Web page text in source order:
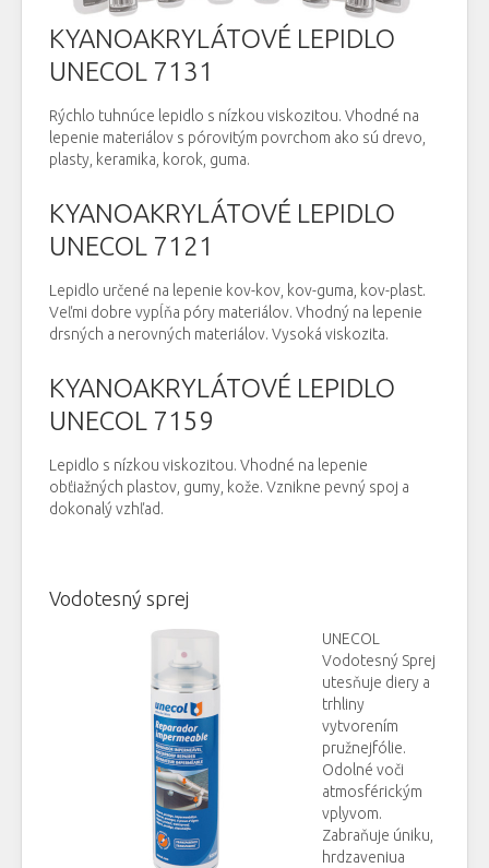
KYANOAKRYLÁTOVÉ LEPIDLO
UNECOL 7131
Rýchlo tuhnúce lepidlo s nízkou viskozitou. Vhodné na
lepenie materiálov s pórovitým povrchom ako sú drevo,
plasty, keramika, korok, guma.
KYANOAKRYLÁTOVÉ LEPIDLO
UNECOL 7121
Lepidlo určené na lepenie kov-kov, kov-guma, kov-plast.
Veľmi dobre vypĺňa póry materiálov. Vhodný na lepenie
drsných a nerovných materiálov. Vysoká viskozita.
KYANOAKRYLÁTOVÉ LEPIDLO
UNECOL 7159
Lepidlo s nízkou viskozitou. Vhodné na lepenie
obťiažných plastov, gumy, kože. Vznikne pevný spoj a
dokonalý vzhľad.
Vodotesný sprej
UNECOL
Vodotesný Sprej
utesňuje diery a
trhliny
vytvorením
pružnejfólie.
Odolné voči
atmosférickým
vplyvom.
Zabraňuje úniku,
hrdzaveniua